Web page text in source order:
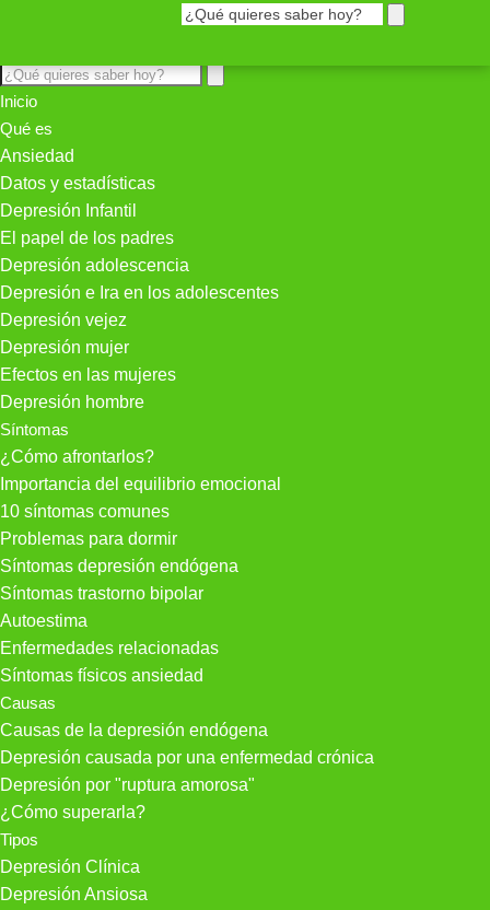
Inicio
Qué es
Ansiedad
Datos y estadísticas
Depresión Infantil
El papel de los padres
Depresión adolescencia
Depresión e Ira en los adolescentes
Depresión vejez
Depresión mujer
Efectos en las mujeres
Depresión hombre
Síntomas
¿Cómo afrontarlos?
Importancia del equilibrio emocional
10 síntomas comunes
Problemas para dormir
Síntomas depresión endógena
Síntomas trastorno bipolar
Autoestima
Enfermedades relacionadas
Síntomas físicos ansiedad
Causas
Causas de la depresión endógena
Depresión causada por una enfermedad crónica
Depresión por "ruptura amorosa"
¿Cómo superarla?
Tipos
Depresión Clínica
Depresión Ansiosa